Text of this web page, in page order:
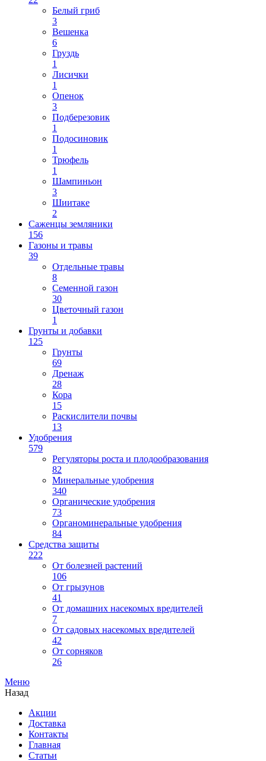
Белый гриб
3
Вешенка
6
Груздь
1
Лисички
1
Опенок
3
Подберезовик
1
Подосиновик
1
Трюфель
1
Шампиньон
3
Шиитаке
2
Саженцы земляники
156
Газоны и травы
39
Отдельные травы
8
Семенной газон
30
Цветочный газон
1
Грунты и добавки
125
Грунты
69
Дренаж
28
Кора
15
Раскислители почвы
13
Удобрения
579
Регуляторы роста и плодообразования
82
Минеральные удобрения
340
Органические удобрения
73
Органоминеральные удобрения
84
Средства защиты
222
От болезней растений
106
От грызунов
41
От домашних насекомых вредителей
7
От садовых насекомых вредителей
42
От сорняков
26
Меню
Назад
Акции
Доставка
Контакты
Главная
Статьи